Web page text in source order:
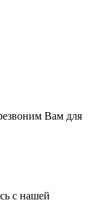
Вам для
с нашей